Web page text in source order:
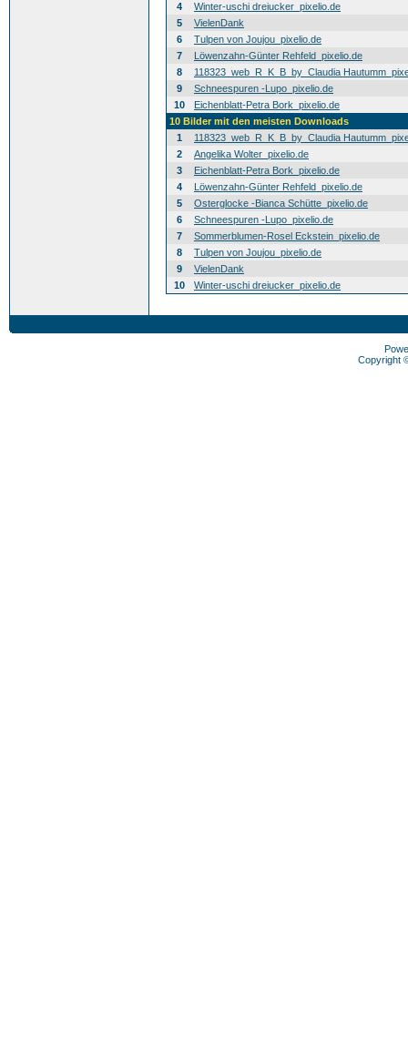
4
Winter-uschi dreiucker_pixelio.de
5
VielenDank
6
Tulpen von Joujou_pixelio.de
7
Löwenzahn-Günter Rehfeld_pixelio.de
8
118323_web_R_K_B_by_Claudia
9
Schneespuren -Lupo_pixelio.de
10
Eichenblatt-Petra Bork_pixelio.de
10 Bilder mit den meisten Downloads
1
118323_web_R_K_B_by_Claudia
2
Angelika Wolter_pixelio.de
3
Eichenblatt-Petra Bork_pixelio.de
4
Löwenzahn-Günter Rehfeld_pixelio.de
5
Osterglocke -Bianca Schütte_pixelio.de
6
Schneespuren -Lupo_pixelio.de
7
Sommerblumen-Rosel Eckstein_pixelio.de
8
Tulpen von Joujou_pixelio.de
9
VielenDank
10
Winter-uschi dreiucker_pixelio.de
Copyright